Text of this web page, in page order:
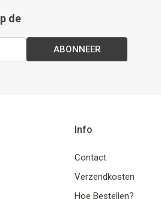
de
ABONNEER
Info
Contact
Verzendkosten
Hoe Bestellen?